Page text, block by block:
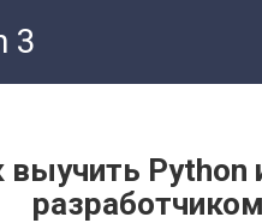
3
выучить Python